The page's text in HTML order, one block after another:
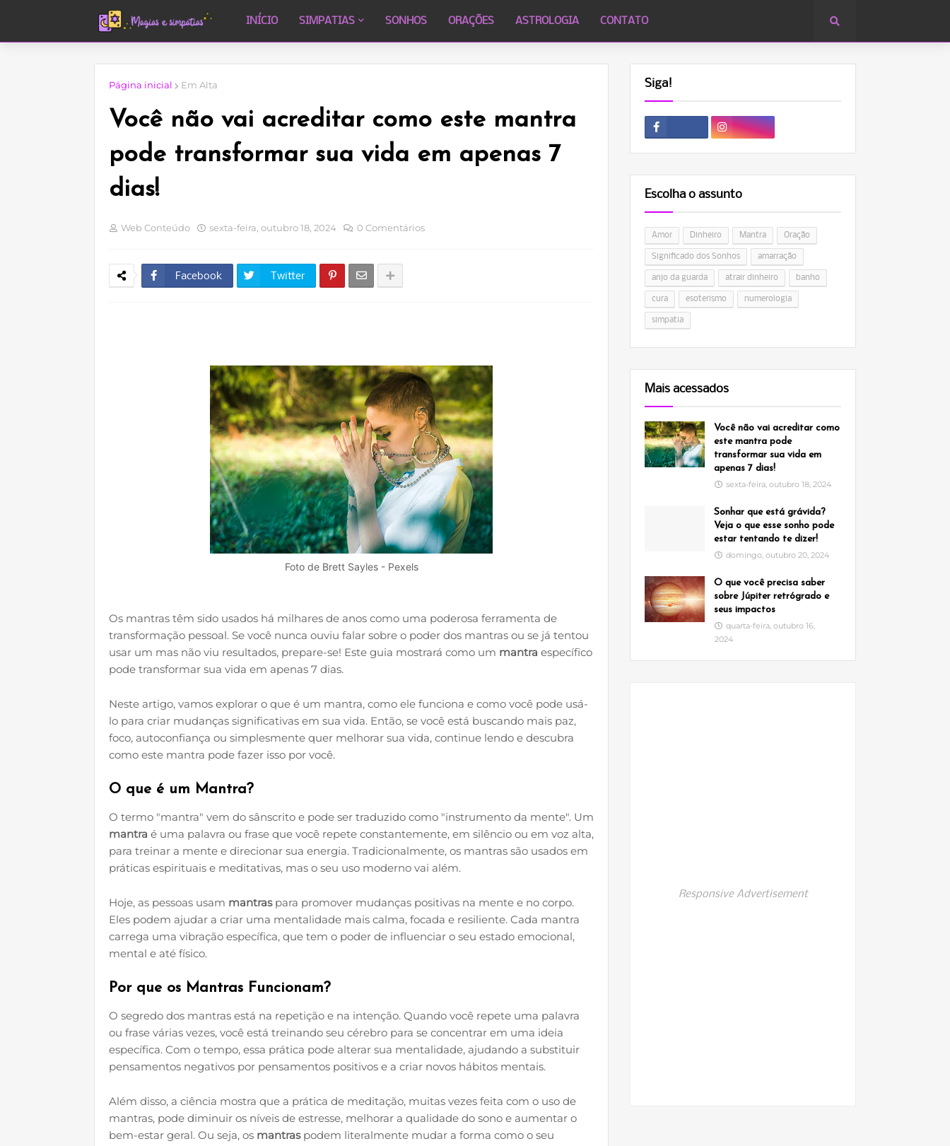
INÍCIO SIMPATIAS SONHOS ORAÇÕES ASTROLOGIA CONTATO
Página inicial Em Alta
Você não vai acreditar como este mantra
pode transformar sua vida em apenas 7
dias!
Web Conteúdo sexta-feira, outubro 18, 2024 0 Comentários
Facebook Twitter
Foto de Brett Sayles - Pexels
Os mantras têm sido usados há milhares de anos como uma poderosa ferramenta de
transformação pessoal. Se você nunca ouviu falar sobre o poder dos mantras ou se já tentou
usar um mas não viu resultados, prepare-se! Este guia mostrará como um mantra específico
pode transformar sua vida em apenas 7 dias.
Neste artigo, vamos explorar o que é um mantra, como ele funciona e como você pode usá-
lo para criar mudanças significativas em sua vida. Então, se você está buscando mais paz,
foco, autoconfiança ou simplesmente quer melhorar sua vida, continue lendo e descubra
como este mantra pode fazer isso por você.
O que é um Mantra?
O termo "mantra" vem do sânscrito e pode ser traduzido como "instrumento da mente". Um
mantra é uma palavra ou frase que você repete constantemente, em silêncio ou em voz alta,
para treinar a mente e direcionar sua energia. Tradicionalmente, os mantras são usados em
práticas espirituais e meditativas, mas o seu uso moderno vai além.
Hoje, as pessoas usam mantraspara promover mudanças positivas na mente e no corpo.
Eles podem ajudar a criar uma mentalidade mais calma, focada e resiliente. Cada mantra
carrega uma vibração específica, que tem o poder de influenciar o seu estado emocional,
mental e até físico.
Por que os Mantras Funcionam?
O segredo dos mantras está na repetição e na intenção. Quando você repete uma palavra
ou frase várias vezes, você está treinando seu cérebro para se concentrar em uma ideia
específica. Com o tempo, essa prática pode alterar sua mentalidade, ajudando a substituir
pensamentos negativos por pensamentos positivos e a criar novos hábitos mentais.
Além disso, a ciência mostra que a prática de meditação, muitas vezes feita com o uso de
mantras, pode diminuir os níveis de estresse, melhorar a qualidade do sono e aumentar o
bem-estar geral. Ou seja, os mantraspodem literalmente mudar a forma como o seu
Siga!
Escolha o assunto
Amor Dinheiro Mantra Oração
Significado dos Sonhos amarração
anjo da guarda atrair dinheiro banho
cura esoterismo numerologia
simpatia
Mais acessados
Você não vai acreditar como
este mantra pode
transformar sua vida em
apenas 7 dias!
sexta-feira, outubro 18, 2024
Sonhar que está grávida?
Veja o que esse sonho pode
estar tentando te dizer!
domingo, outubro 20, 2024
O que você precisa saber
sobre Júpiter retrógrado e
seus impactos
quarta-feira, outubro 16,
2024
Responsive Advertisement